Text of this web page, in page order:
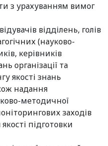
з урахуванням вимог
відділень, голів
(науково-
керівників
організації та
якості знань
надання
методичної
заходів
підготовки